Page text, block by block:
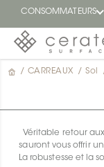
CONSOMMATEURS
En
/ CARREAUX / Sol
Véritable retour
sauront vous offrir
La robustesse et la